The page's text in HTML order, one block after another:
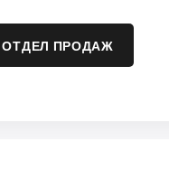
ОТДЕЛ ПРОДАЖ